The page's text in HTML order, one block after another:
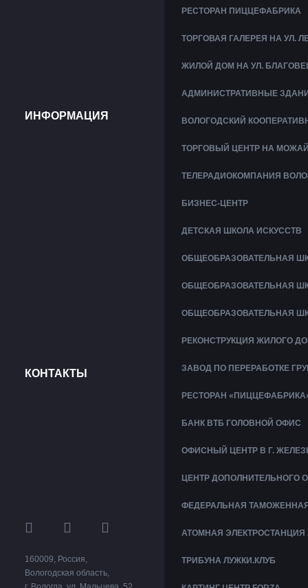
ИНФОРМАЦИЯ
КОНТАКТЫ
160009, Россия,
Вологодская область,
РЕСТОРАН ПИЦЦЕФАБРИКА
ТОРГОВАЯ ГАЛЕРЕЯ НА УЛ.
ЖИЛОЙ ДОМ НА УЛ.
АДМИНИСТРАТИВНЫЕ
ВОЛОГОДСКИЙ
ТОРГОВЫЙ ЦЕНТР НА
ТЕЛЕРАДИОКОМПАНИЯ
БИЗНЕС-ЦЕНТР
ДЕТСКАЯ ШКОЛА ИСКУССТВ
ОБЩЕОБРАЗОВАТЕЛЬНАЯ
ОБЩЕОБРАЗОВАТЕЛЬНАЯ
ОБЩЕОБРАЗОВАТЕЛЬНАЯ
РЕКОНСТРУКЦИЯ ЖИЛОГО
ЗАВОД ПО ПЕРЕРАБОТКЕ
РЕСТОРАН
БАНК ВТБ ГОЛОВНОЙ ОФИС
ОФИСНЫЙ ЦЕНТР В Г.
ЦЕНТР ДОПОЛНИТЕЛЬНОГО
ФЕДЕРАЛЬНАЯ
АТОМНАЯ ЭЛЕКТРОСТАНЦИЯ
ТРИБУНА ЛУЖКИ.КЛУБ